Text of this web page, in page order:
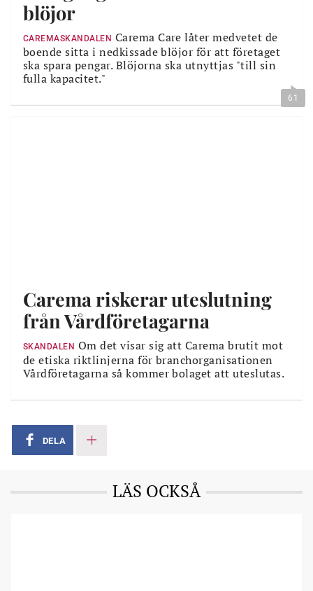
blöjor
CAREMASKANDALEN Carema Care låter medvetet de
boende sitta i nedkissade blöjor för att företaget
ska spara pengar. Blöjorna ska utnyttjas "till sin
fulla kapacitet."
61
Carema riskerar uteslutning
från Vårdföretagarna
SKANDALEN Om det visar sig att Carema brutit mot
de etiska riktlinjerna för branchorganisationen
Vårdföretagarna så kommer bolaget att uteslutas.
DELA
LÄS OCKSÅ